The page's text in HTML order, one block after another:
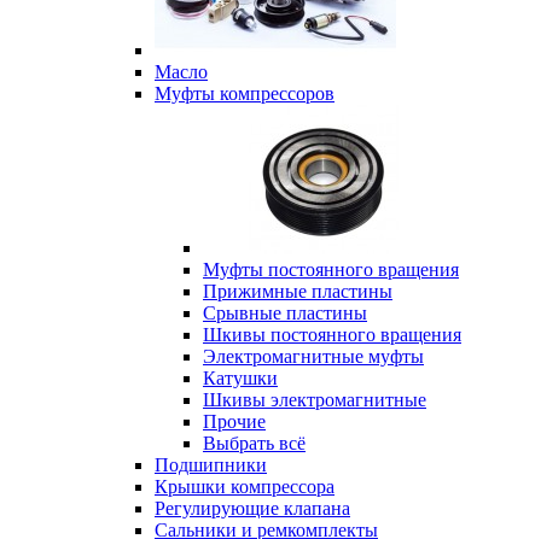
Масло
Муфты компрессоров
Муфты постоянного вращения
Прижимные пластины
Срывные пластины
Шкивы постоянного вращения
Электромагнитные муфты
Катушки
Шкивы электромагнитные
Прочие
Выбрать всё
Подшипники
Крышки компрессора
Регулирующие клапана
Сальники и ремкомплекты